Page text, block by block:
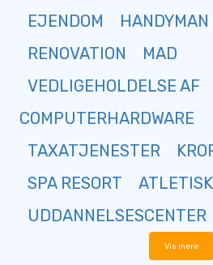
EJENDOM
RENOVATION
MAD
VEDLIGEHOLDELSE AF
COMPUTERHARDWARE
TAXATJENESTER
SPA RESORT
UDDANNELSESCENTER
Vis mere